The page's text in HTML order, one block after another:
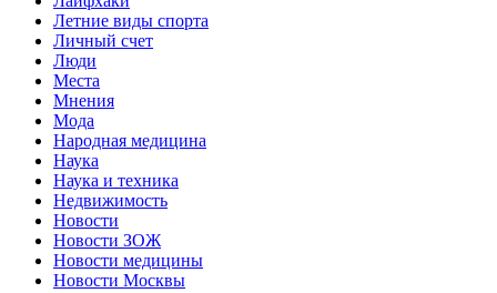
Летние виды спорта
Личный счет
Люди
Места
Мнения
Мода
Народная медицина
Наука
Наука и техника
Недвижимость
Новости
Новости ЗОЖ
Новости медицины
Новости Москвы